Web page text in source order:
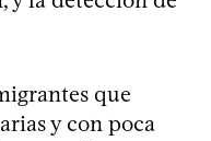
que
y con poca